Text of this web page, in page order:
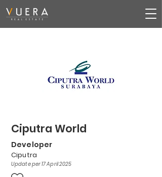
Ciputra World
Developer
Ciputra
Update per 17 April 2025